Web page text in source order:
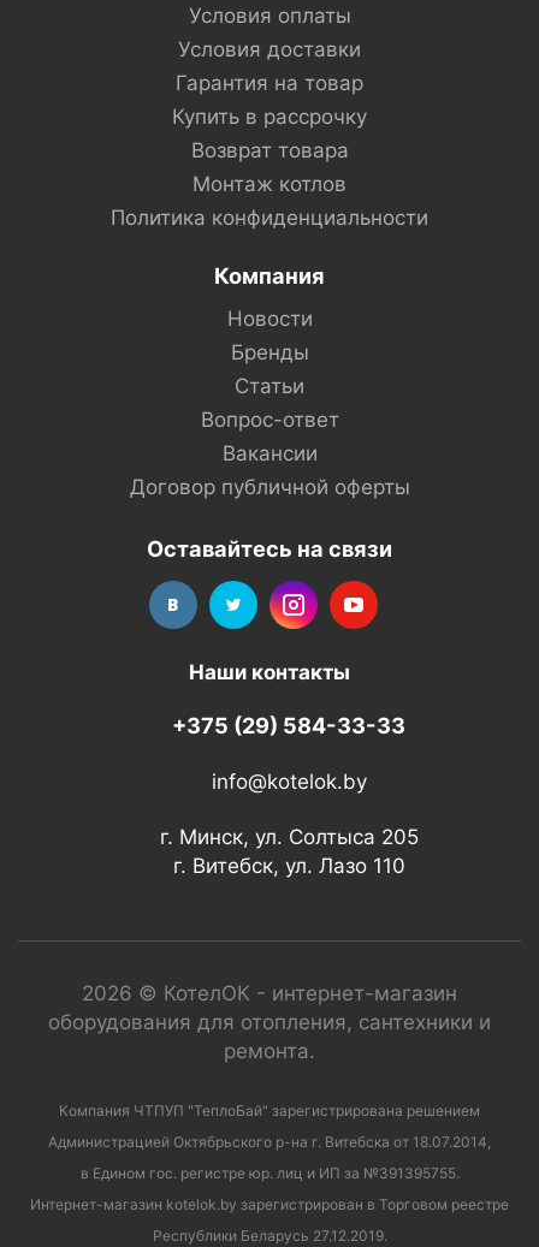
Условия оплаты
Условия доставки
Гарантия на товар
Купить в рассрочку
Возврат товара
Монтаж котлов
Политика конфиденциальности
Компания
Новости
Бренды
Статьи
Вопрос-ответ
Вакансии
Договор публичной оферты
Оставайтесь на связи
Наши контакты
+375 (29) 584-33-33
info@kotelok.by
г. Минск, ул. Солтыса 205
г. Витебск, ул. Лазо 110
2026 © КотелОК - интернет-магазин
оборудования для отопления, сантехники и
ремонта.
Компания ЧТПУП "ТеплоБай" зарегистрирована решением
Администрацией Октябрьского р-на г. Витебска от 18.07.2014,
в Едином гос. регистре юр. лиц и ИП за №391395755.
Интернет-магазин kotelok.by зарегистрирован в Торговом реестре
Республики Беларусь 27.12.2019.